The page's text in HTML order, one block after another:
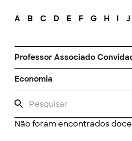
A B C D E F G H I J
Professor Associado
Economia
Não foram encontrados